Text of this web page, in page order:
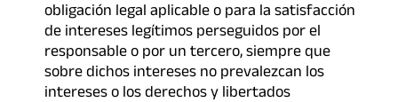
obligación legal aplicable o para la satisfacción
de intereses legítimos perseguidos por el
responsable o por un tercero, siempre que
sobre dichos intereses no prevalezcan los
intereses o los derechos y libertados